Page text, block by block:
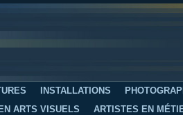
INSTALLATIONS
ARTS VISUELS ARTISTES EN